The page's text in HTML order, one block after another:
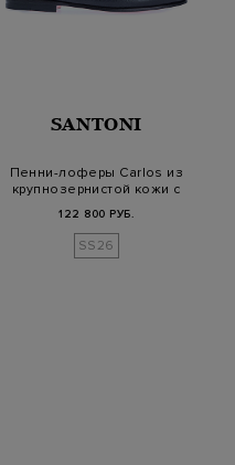
SANTONI
Пенни-лоферы Carlos из
крупнозернистой кожи с
122 800 РУБ.
SS26